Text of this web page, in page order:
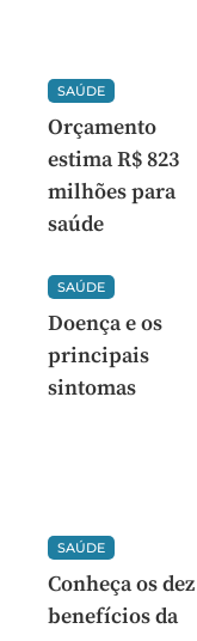
SAÚDE
Orçamento
estima R$ 823
milhões para
saúde
SAÚDE
Doença e os
principais
sintomas
SAÚDE
Conheça os dez
benefícios da